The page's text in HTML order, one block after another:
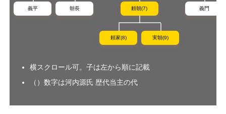
義平 朝長 頼朝(7)
頼家(8) 実朝(9)
義門
横スクロール可。子は左から順に記載
（）数字は河内源氏 歴代当主の代